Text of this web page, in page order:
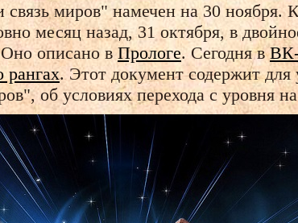
миров" намечен на 30 ноября.
месяц назад, 31 октября, в
Оно описано вПрологе. СегоднявВК-
рангах. Этот документ содержит
об условиях перехода с уровня